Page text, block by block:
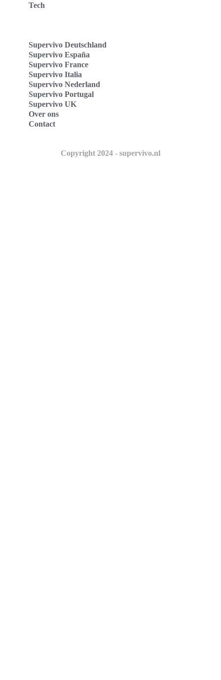
Tech
Supervivo Deutschland
Supervivo España
Supervivo France
Supervivo Italia
Supervivo Nederland
Supervivo Portugal
Supervivo UK
Over ons
Contact
Copyright 2024 - supervivo.nl